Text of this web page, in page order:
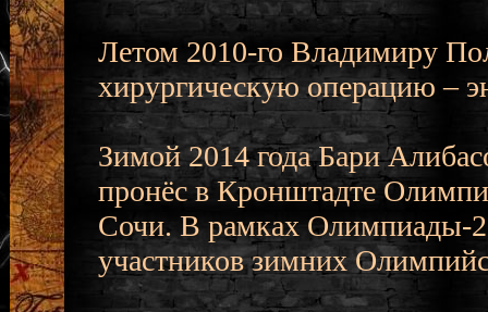
Летом 2010-го Владимиру
хирургическую операцию –
Зимой 2014 года Бари
пронёс в Кронштадте
Сочи. В рамках Олимпиады-
участников зимних